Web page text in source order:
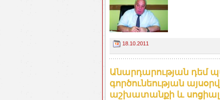
18.10.2011
Անարդարության դեմ
գործունեության
աշխատանքի և